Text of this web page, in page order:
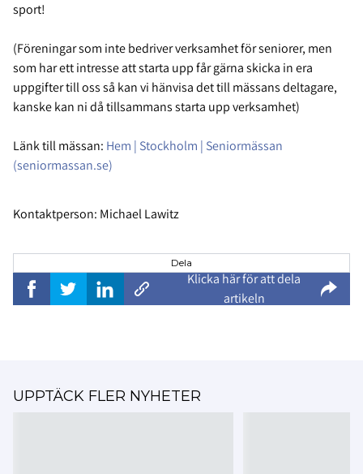
sport!
(Föreningar som inte bedriver verksamhet för seniorer, men
som har ett intresse att starta upp får gärna skicka in era
uppgifter till oss så kan vi hänvisa det till mässans deltagare,
kanske kan ni då tillsammans starta upp verksamhet)
Länk till mässan: Hem | Stockholm | Seniormässan
(seniormassan.se)
Kontaktperson: Michael Lawitz
Dela
Klicka här för att dela
artikeln
UPPTÄCK FLER NYHETER